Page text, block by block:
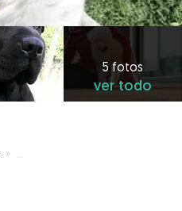
5 fotos
ver todo
»